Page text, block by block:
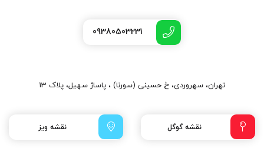
09380503231
تهران، سهروردی، خ حسینی (سورنا) ، پاساژ سهیل، پلاک 13
نقشه گوگل نقشه ویز